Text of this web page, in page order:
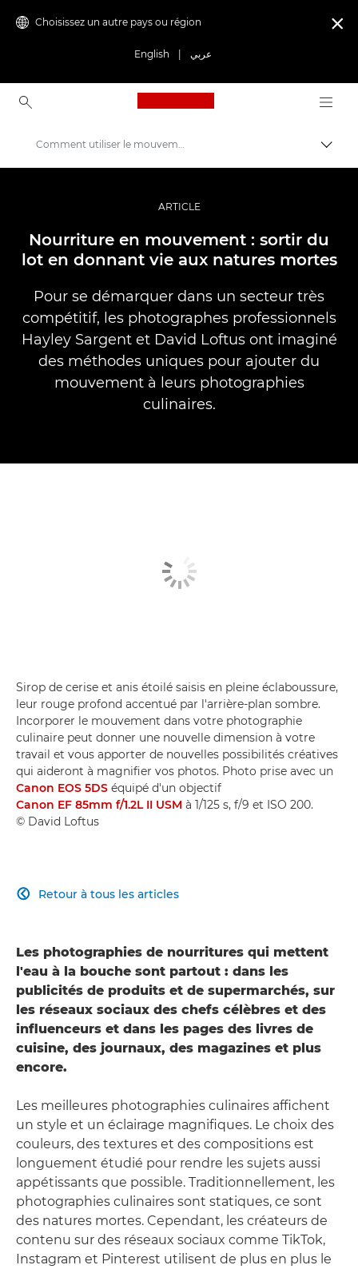
Choisissez un autre pays ou région
English عربي

Canon Logo, back to
Vidéo et photographie professionnelles
Histoires
Comment utiliser le mouvement dans la photographie culinaire
ARTICLE
Nourriture en mouvement : sortir du
lot en donnant vie aux natures mortes
Pour se démarquer dans un secteur très
compétitif, les photographes professionnels
Hayley Sargent et David Loftus ont imaginé
des méthodes uniques pour ajouter du
mouvement à leurs photographies
culinaires.
Sirop de cerise et anis étoilé saisis en pleine éclaboussure,
leur rouge profond accentué par l'arrière-plan sombre.
Incorporer le mouvement dans votre photographie
culinaire peut donner une nouvelle dimension à votre
travail et vous apporter de nouvelles possibilités créatives
qui aideront à magnifier vos photos. Photo prise avec un
Canon EOS 5DS équipé d'un objectif
Canon EF 85mm f/1.2L II USM à 1/125 s, f/9 et ISO 200.
© David Loftus
Retour à tous les articles

Les photographies de nourritures qui mettent
l'eau à la bouche sont partout : dans les
publicités de produits et de supermarchés, sur
les réseaux sociaux des chefs célèbres et des
influenceurs et dans les pages des livres de
cuisine, des journaux, des magazines et plus
encore.
Les meilleures photographies culinaires affichent
un style et un éclairage magnifiques. Le choix des
couleurs, des textures et des compositions est
longuement étudié pour rendre les sujets aussi
appétissants que possible. Traditionnellement, les
photographies culinaires sont statiques, ce sont
des natures mortes. Cependant, les créateurs de
contenu sur des réseaux sociaux comme TikTok,
Instagram et Pinterest utilisent de plus en plus le